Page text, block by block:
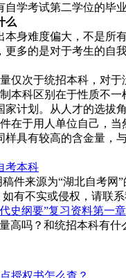
学考试第二学位的毕
么
本身难度偏大，不是所
更多的是对于考生的自
仅次于统招本科，对
本科区别在于性质不
计划。从人才的选拔
在于用人单位自己，
样具有较高的含金量，
考本科
件来源为“湖北自考网
有不实或侵权，请联
史纲要”复习资料第一章
高吗？和统招本科有